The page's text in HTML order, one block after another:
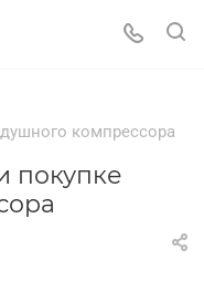
компрессора
покупке